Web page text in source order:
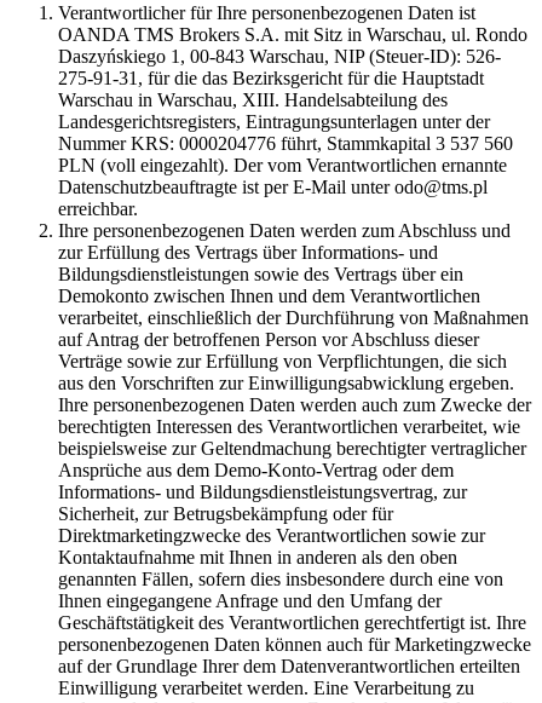
Verantwortlicher für Ihre personenbezogenen Daten ist
OANDA TMS Brokers S.A. mit Sitz in Warschau, ul. Rondo
Daszyńskiego 1, 00-843 Warschau, NIP (Steuer-ID): 526-
275-91-31, für die das Bezirksgericht für die Hauptstadt
Warschau in Warschau, XIII. Handelsabteilung des
Landesgerichtsregisters, Eintragungsunterlagen unter der
Nummer KRS: 0000204776 führt, Stammkapital 3 537 560
PLN (voll eingezahlt). Der vom Verantwortlichen ernannte
Datenschutzbeauftragte ist per E-Mail unter odo@tms.pl
erreichbar.
Ihre personenbezogenen Daten werden zum Abschluss und
zur Erfüllung des Vertrags über Informations- und
Bildungsdienstleistungen sowie des Vertrags über ein
Demokonto zwischen Ihnen und dem Verantwortlichen
verarbeitet, einschließlich der Durchführung von Maßnahmen
auf Antrag der betroffenen Person vor Abschluss dieser
Verträge sowie zur Erfüllung von Verpflichtungen, die sich
aus den Vorschriften zur Einwilligungsabwicklung ergeben.
Ihre personenbezogenen Daten werden auch zum Zwecke der
berechtigten Interessen des Verantwortlichen verarbeitet, wie
beispielsweise zur Geltendmachung berechtigter vertraglicher
Ansprüche aus dem Demo-Konto-Vertrag oder dem
Informations- und Bildungsdienstleistungsvertrag, zur
Sicherheit, zur Betrugsbekämpfung oder für
Direktmarketingzwecke des Verantwortlichen sowie zur
Kontaktaufnahme mit Ihnen in anderen als den oben
genannten Fällen, sofern dies insbesondere durch eine von
Ihnen eingegangene Anfrage und den Umfang der
Geschäftstätigkeit des Verantwortlichen gerechtfertigt ist. Ihre
personenbezogenen Daten können auch für Marketingzwecke
auf der Grundlage Ihrer dem Datenverantwortlichen erteilten
Einwilligung verarbeitet werden. Eine Verarbeitung zu